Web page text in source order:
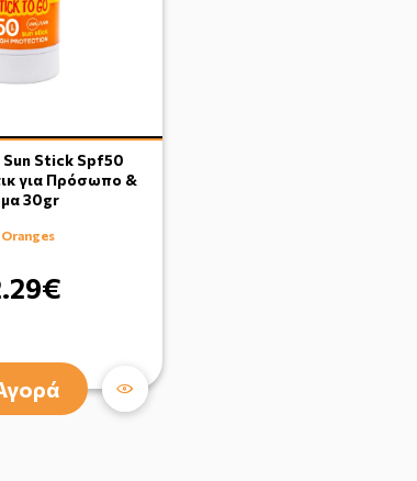
Stick Spf50
για Πρόσωπο &
30gr